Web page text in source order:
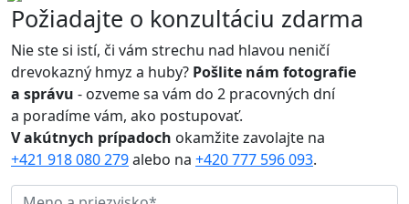
Požiadajte o konzultáciu zdarma
Nie ste si istí, či vám strechu nad hlavou neničí
drevokazný hmyz a huby? Pošlite nám fotografie
a správu - ozveme sa vám do 2 pracovných dní
a poradíme vám, ako postupovať.
V akútnych prípadoch okamžite zavolajte na
+421 918 080 279alebo na +420 777 596 093.